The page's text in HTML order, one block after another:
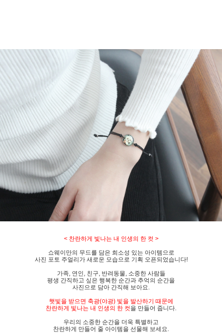
< 찬란하게 빛나는 내 인생의 한 컷 >
쇼웨이만의 무드를 담은 희소성 있는 아이템으로
사진 포토 주얼리가 새로운 모습으로 기획 오픈되었습니다!
가족, 연인, 친구, 반려동물, 소중한 사람들
평생 간직하고 싶은 행복한 순간과 추억의 순간을
사진으로 담아 간직해 보아요.
햇빛을 받으면 축광(야광) 빛을 발산하기 때문에
찬란하게 빛나는 내 인생의 한 컷을 만들어 줍니다.
우리의 소중한 순간을 더욱 특별하고
찬란하게 만들어 줄 아이템을 선물해 보세요.